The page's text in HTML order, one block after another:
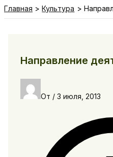
Главная Культура
Направление
От / 3 июля, 2013